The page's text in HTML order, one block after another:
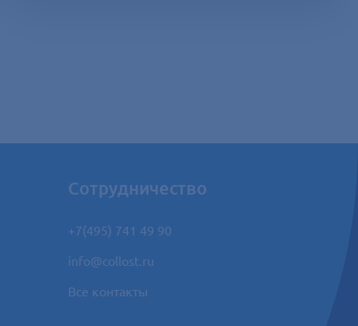
Сотрудничество
+7(495) 741 49 90
info@collost.ru
Все контакты